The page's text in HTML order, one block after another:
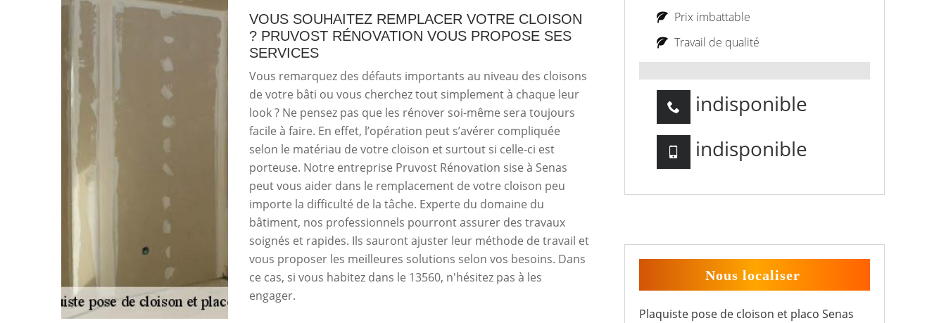
VOUS SOUHAITEZ REMPLACER VOTRE CLOISON
? PRUVOST RÉNOVATION VOUS PROPOSE SES
SERVICES
Vous remarquez des défauts importants au niveau des cloisons
de votre bâti ou vous cherchez tout simplement à chaque leur
look ? Ne pensez pas que les rénover soi-même sera toujours
facile à faire. En effet, l’opération peut s’avérer compliquée
selon le matériau de votre cloison et surtout si celle-ci est
porteuse. Notre entreprise Pruvost Rénovation sise à Senas
peut vous aider dans le remplacement de votre cloison peu
importe la difficulté de la tâche. Experte du domaine du
bâtiment, nos professionnels pourront assurer des travaux
soignés et rapides. Ils sauront ajuster leur méthode de travail et
vous proposer les meilleures solutions selon vos besoins. Dans
ce cas, si vous habitez dans le 13560, n'hésitez pas à les
engager.
Prix imbattable
Travail de qualité
indisponible
indisponible
Nous localiser
Plaquiste pose de cloison et placo Senas